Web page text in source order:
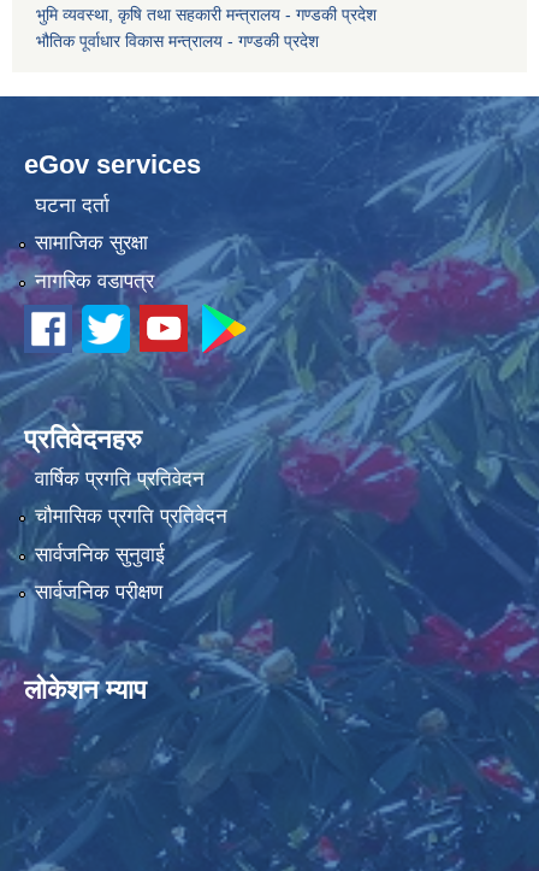
भुमि व्यवस्था, कृषि तथा सहकारी मन्त्रालय - गण्डकी प्रदेश
भौतिक पूर्वाधार विकास मन्त्रालय - गण्डकी प्रदेश
eGov services
घटना दर्ता
सामाजिक सुरक्षा
नागरिक वडापत्र
प्रतिवेदनहरु
वार्षिक प्रगति प्रतिवेदन
चौमासिक प्रगति प्रतिवेदन
सार्वजनिक सुनुवाई
सार्वजनिक परीक्षण
लोकेशन म्याप